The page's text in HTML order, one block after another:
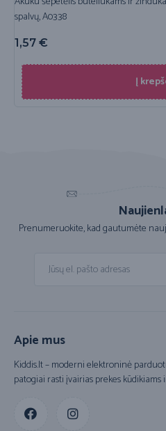
spalvų, A0338
1,57 €
Į
Prenumeruokite, kad gautumėte
Apie mus
Kiddis.lt – moderni elektroninė
patogiai rasti įvairias prekes